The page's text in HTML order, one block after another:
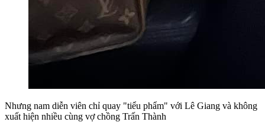
Nhưng nam diễn viên chỉ quay "tiểu phẩm" với Lê Giang và không
xuất hiện nhiều cùng vợ chồng Trấn Thành